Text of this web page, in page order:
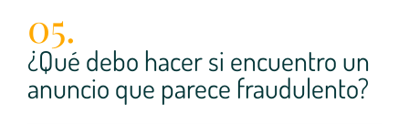
05.
¿Qué debo hacer si encuentro un
anuncio que parece fraudulento?